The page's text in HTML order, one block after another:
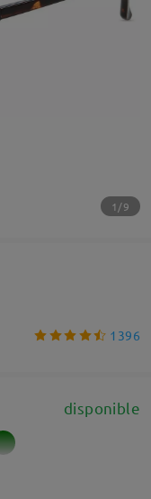
1/9
1396
disponible